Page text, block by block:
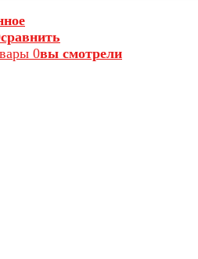
сравнить
0вы смотрели